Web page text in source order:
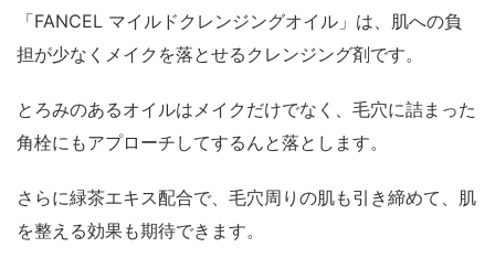
「FANCEL マイルドクレンジングオイル」は、肌への負
担が少なくメイクを落とせるクレンジング剤です。
とろみのあるオイルはメイクだけでなく、毛穴に詰まった
角栓にもアプローチしてするんと落とします。
さらに緑茶エキス配合で、毛穴周りの肌も引き締めて、肌
を整える効果も期待できます。